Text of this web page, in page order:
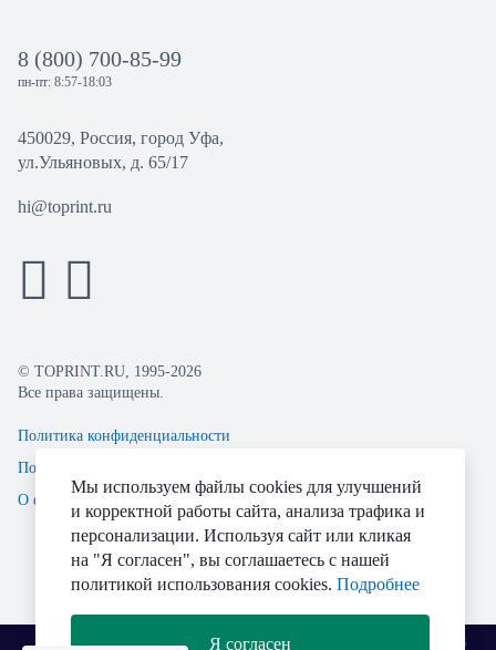
8 (800) 700-85-99
пн-пт: 8:57-18:03
450029, Россия, город Уфа,
ул.Ульяновых, д. 65/17
hi@toprint.ru
© TOPRINT.RU, 1995-2026
Все права защищены.
Политика конфиденциальности
Пользовательское соглашение
О файлах Cookie
Мы используем файлы cookies для улучшений
и корректной работы сайта, анализа трафика и
персонализации. Используя сайт или кликая
на "Я согласен", вы соглашаетесь с нашей
политикой использования cookies. Подробнее
Я согласен